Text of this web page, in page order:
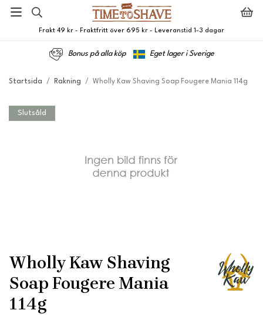
Frakt 49 kr - Fraktfritt över 695 kr - Leveranstid 1-3 dagar
Bonus på alla köp Eget lager i Sverige
Startsida / Rakning / Wholly Kaw Shaving Soap Fougere Mania 114g
Slutsåld
Wholly Kaw Shaving
Soap Fougere Mania
114g